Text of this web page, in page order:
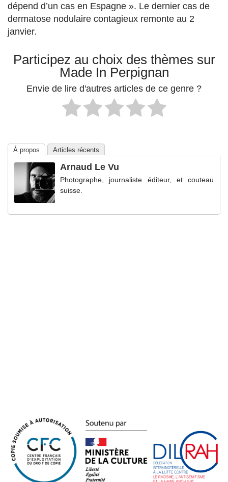
dépend d’un cas en Espagne ». Le dernier cas de
dermatose nodulaire contagieux remonte au 2
janvier.
Participez au choix des thèmes sur
Made In Perpignan
Envie de lire d'autres articles de ce genre ?
À propos Articles récents
Arnaud Le Vu
Photographe, journaliste éditeur, et couteau
suisse.